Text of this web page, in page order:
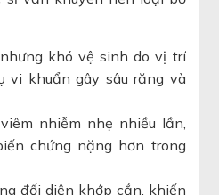
khó vệ sinh do vị trí
vi khuẩn gây sâu răng và
nhiễm nhẹ nhiều lần,
chứng nặng hơn trong
đối diện khớp cắn, khiến